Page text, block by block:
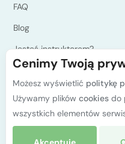
FAQ
Blog
Jesteś instruktorem?
Programy kursów PZA
Polityka prywatności
Kontakt
Cenimy Twoją
Możesz wyświetlić politykę
Używamy plików cookiesdo
wszystkich elementów